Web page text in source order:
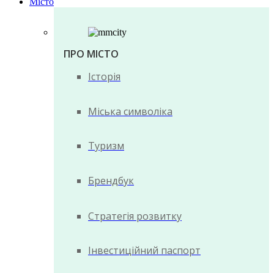
ПРО МІСТО
Історія
Міська символіка
Туризм
Брендбук
Стратегія розвитку
Інвестиційний паспорт